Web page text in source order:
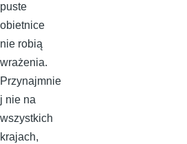
puste
obietnice
nie robią
wrażenia.
Przynajmnie
j nie na
wszystkich
krajach,